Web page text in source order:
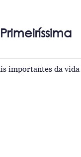
importantes da